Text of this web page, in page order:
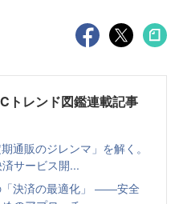
トレンド図鑑連載記事
通販のジレンマ」を解く。
サービス開...
「決済の最適化」 ――安全